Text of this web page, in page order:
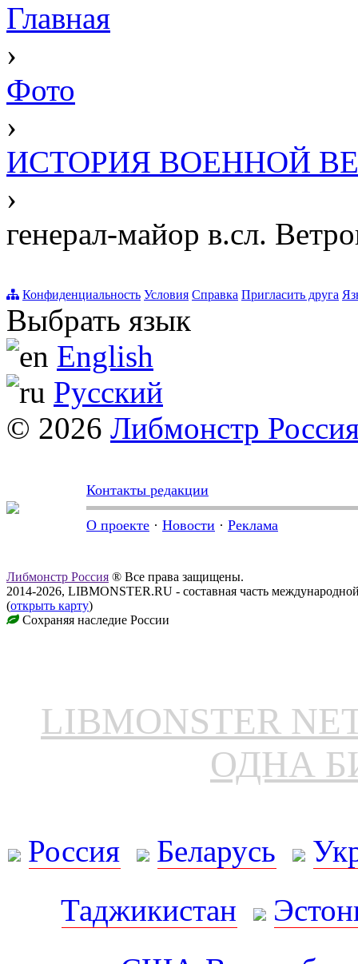
Главная
›
Фото
›
ИСТОРИЯ ВОЕННОЙ
›
генерал-майор в.сл.
Конфиденциальность Условия Справка Пригласить друга
Выбрать язык
English
Русский
© 2026 Либмонстр
Контакты редакции
О проекте · Новости · Реклама
Либмонстр Россия ® Все права защищены.
2014-2026, LIBMONSTER.RU - составная часть
(открыть карту)
Сохраняя наследие России
LIBMONSTER
ОДНА
Россия Беларусь
Таджикистан